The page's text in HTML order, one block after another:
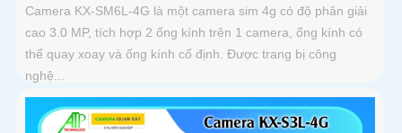
Camera KX-SM6L-4G là một camera sim 4g có độ phân giải
cao 3.0 MP, tích hợp 2 ống kính trên 1 camera, ống kính có
thể quay xoay và ống kính cố định. Được trang bị công
nghệ...